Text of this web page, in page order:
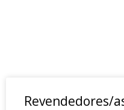
Revendedores/